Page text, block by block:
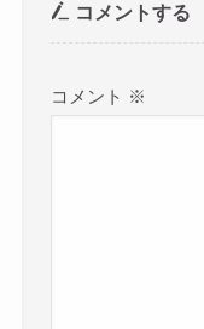
コメントする
コメント ※